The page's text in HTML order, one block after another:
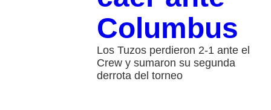
Columbus
Los Tuzos perdieron 2-1 ante el
Crew y sumaron su segunda
derrota del torneo